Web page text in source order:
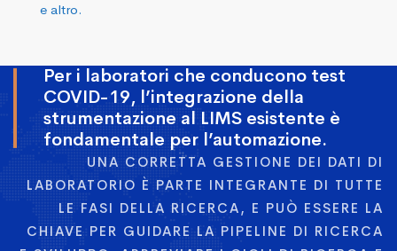
e altro.
Per i laboratori che conducono test
COVID-19, l’integrazione della
strumentazione al LIMS esistente è
fondamentale per l’automazione.
UNA CORRETTA GESTIONE DEI DATI DI
LABORATORIO È PARTE INTEGRANTE DI TUTTE
LE FASI DELLA RICERCA, E PUÒ ESSERE LA
CHIAVE PER GUIDARE LA PIPELINE DI RICERCA